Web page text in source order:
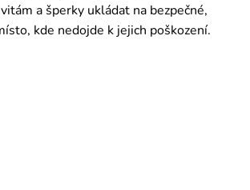
a šperky ukládat na bezpečné,
kde nedojde k jejich poškození.